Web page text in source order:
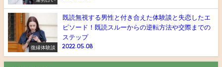
復縁体験談
既読無視する男性と付き合えた体験談と失恋したエ
ピソード！既読スルーからの逆転方法や交際までの
ステップ
2022.05.08